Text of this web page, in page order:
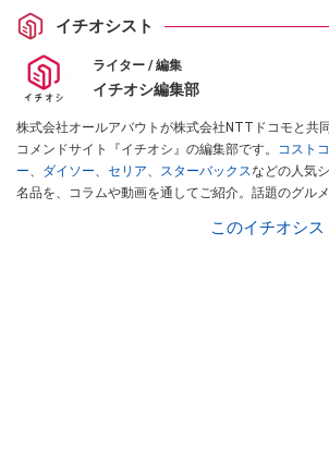
イチオシスト
ライター / 編集
イチオシ編集部
株式会社オールアバウトが株式会社NTTドコモと共
コメンドサイト『イチオシ』の編集部です。 コストコ
ー、 ダイソー、 セリア、 スターバックスなどの人気
名品を、コラムや動画を通してご紹介。話題のグル
インフルエンサーが実際に使用してレビューしてい
このイチオシ